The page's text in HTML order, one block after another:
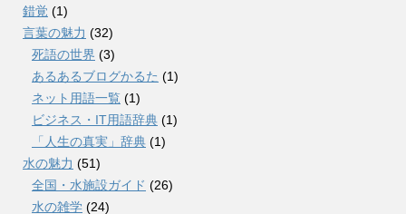
錯覚 (1)
言葉の魅力 (32)
死語の世界 (3)
あるあるブログかるた (1)
ネット用語一覧 (1)
ビジネス・IT用語辞典 (1)
「人生の真実」辞典 (1)
水の魅力 (51)
全国・水施設ガイド (26)
水の雑学 (24)